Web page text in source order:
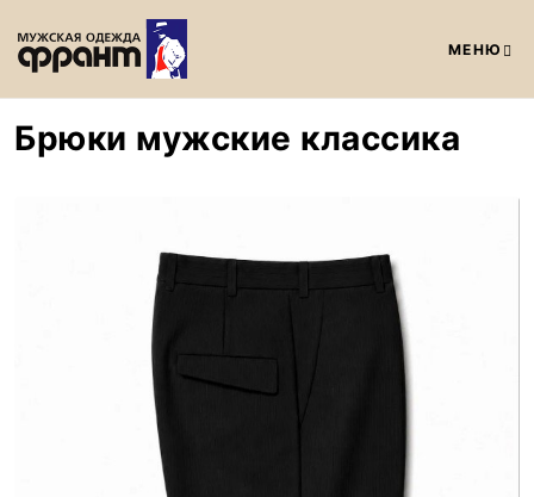
МЕНЮ
Брюки мужские классика